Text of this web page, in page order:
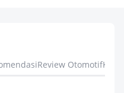
Review Otomotif